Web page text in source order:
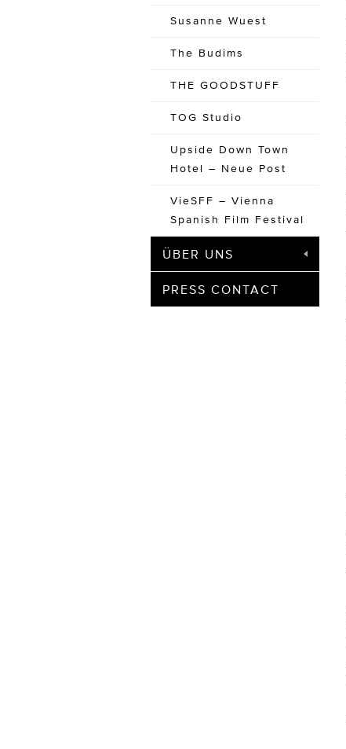
Susanne Wuest
The Budims
THE GOODSTUFF
TOG Studio
Upside Down Town
Hotel – Neue Post
VieSFF – Vienna
Spanish Film Festival
ÜBER UNS
PRESS CONTACT